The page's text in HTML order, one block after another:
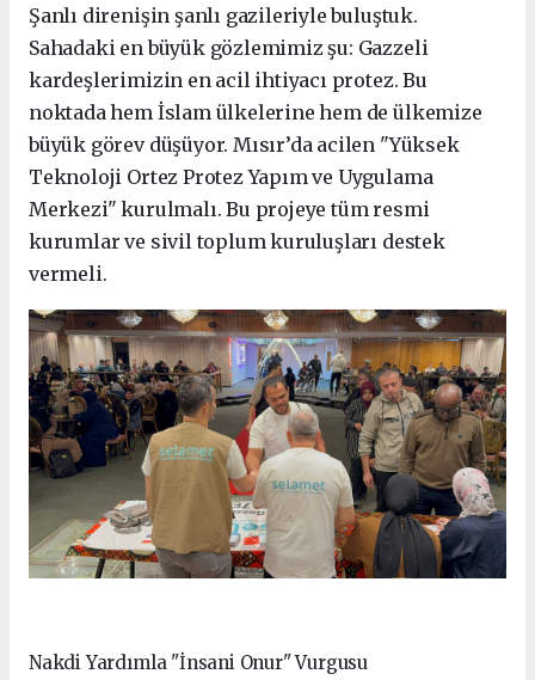
Şanlı direnişin şanlı gazileriyle buluştuk.
Sahadaki en büyük gözlemimiz şu: Gazzeli
kardeşlerimizin en acil ihtiyacı protez. Bu
noktada hem İslam ülkelerine hem de ülkemize
büyük görev düşüyor. Mısır’da acilen "Yüksek
Teknoloji Ortez Protez Yapım ve Uygulama
Merkezi" kurulmalı. Bu projeye tüm resmi
kurumlar ve sivil toplum kuruluşları destek
vermeli.
Nakdi Yardımla "İnsani Onur" Vurgusu